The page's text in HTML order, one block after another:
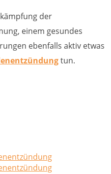
der
einem gesundes
ebenfalls aktiv etwas
tun.